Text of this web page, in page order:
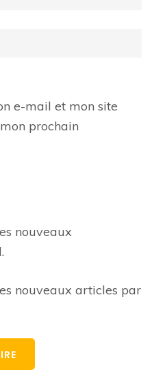
e-mail et mon site
prochain
nouveaux
nouveaux articles par